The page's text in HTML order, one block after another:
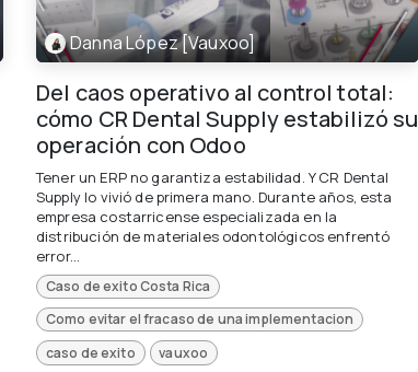
Danna López [Vauxoo]
Del caos operativo al control total:
cómo CR Dental Supply estabilizó su
operación con Odoo
Tener un ERP no garantiza estabilidad. Y CR Dental
Supply lo vivió de primera mano. Durante años, esta
empresa costarricense especializada en la
distribución de materiales odontológicos enfrentó
error...
Caso de exito Costa Rica
Como evitar el fracaso de una implementacion
caso de exito
vauxoo